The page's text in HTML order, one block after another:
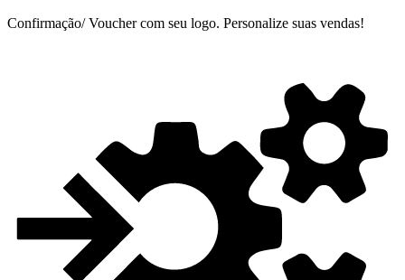
Confirmação/ Voucher com seu logo. Personalize suas vendas!